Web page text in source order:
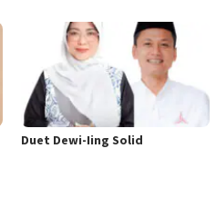
Duet Dewi-Iing Solid